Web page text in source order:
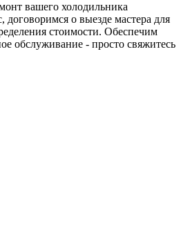
вашего холодильника
о выезде мастера для
стоимости. Обеспечим
обслуживание - просто свяжитесь